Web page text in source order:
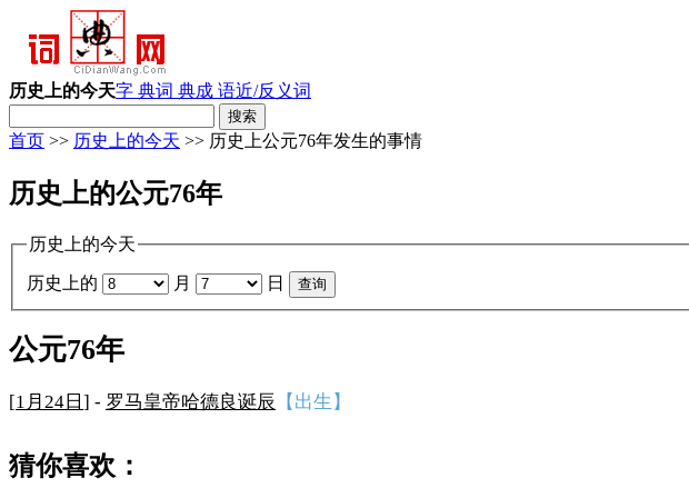
历史上的今天字 典词 典成 语近/反义词
首页 >> 历史上的今天 >> 历史上公元76年发生的事情
历史上的公元76年
历史上的今天
历史上的 月 日
公元76年
[1月24日 ] - 罗马皇帝哈德良诞辰 【出生】
猜你喜欢：